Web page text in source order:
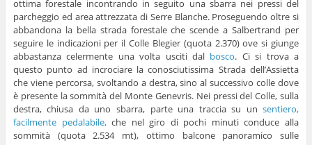
ottima forestale incontrando in seguito una sbarra nei pressi del
parcheggio ed area attrezzata di Serre Blanche. Proseguendo oltre si
abbandona la bella strada forestale che scende a Salbertrand per
seguire le indicazioni per il Colle Blegier (quota 2.370) ove si giunge
abbastanza celermente una volta usciti dal bosco. Ci si trova a
questo punto ad incrociare la conosciutissima Strada dell’Assietta
che viene percorsa, svoltando a destra, sino al successivo colle dove
è presente la sommità del Monte Genevris. Nei pressi del Colle, sulla
destra, chiusa da uno sbarra, parte una traccia su unsentiero,
facilmente pedalabile,che nel giro di pochi minuti conduce alla
sommità (quota 2.534 mt), ottimo balcone panoramico sulle